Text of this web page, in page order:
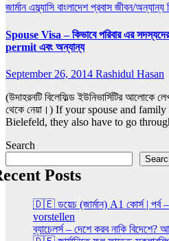
জার্মান এম্ব্যাসি বাংলাদেশপ্রবাস জীবন/অন্যান্য
Spouse Visa – কিভাবে পরিবার এর
permit এবং অন্যান্য
September 26, 2014 Rashidul Hasan
(উদাহরনটি বিলেফিল্ড ইউনিভার্সিটির আলোকে
থেকে নেয়া।) If your spouse and
Bielefeld, they also have to go
Search
Posts
🇩🇪 ডয়েচ (জার্মান) A1 কোর্স | পর্ব
vorstellen
ব্যাচেলর্স – দেশে করব নাকি বিদেশে?